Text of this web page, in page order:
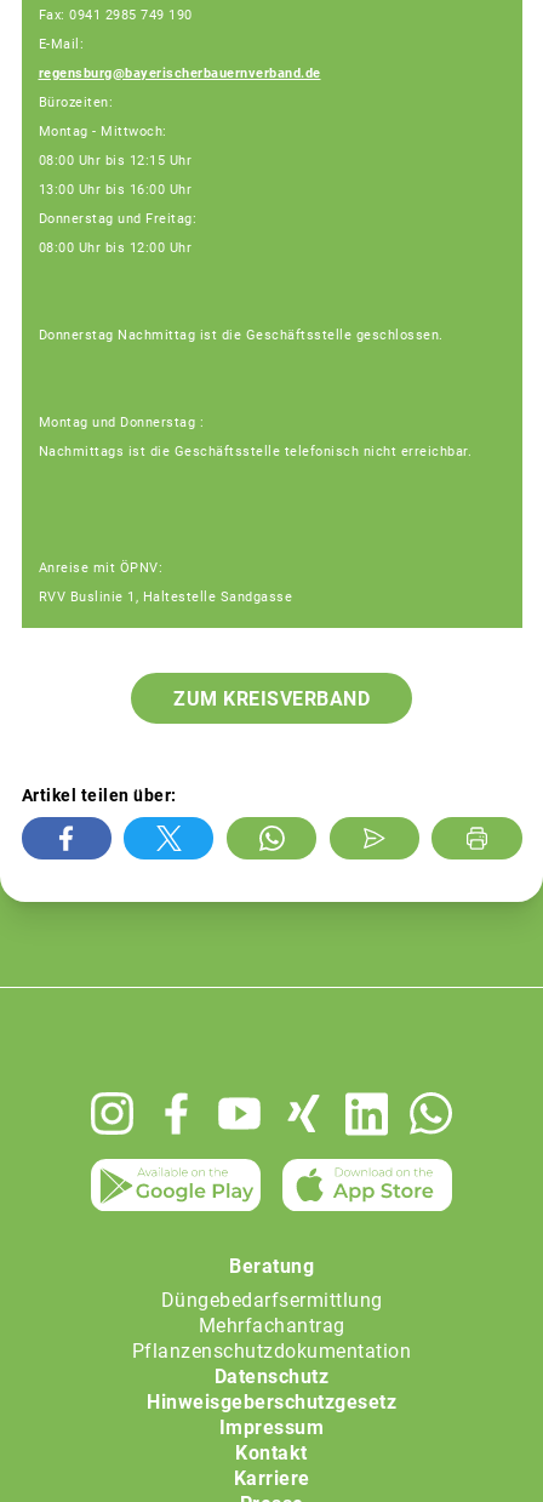
Fax: 0941 2985 749 190
E-Mail:
regensburg@bayerischerbauernverband.de
Bürozeiten:
Montag - Mittwoch:
08:00 Uhr bis 12:15 Uhr
13:00 Uhr bis 16:00 Uhr
Donnerstag und Freitag:
08:00 Uhr bis 12:00 Uhr
Donnerstag Nachmittag ist die Geschäftsstelle geschlossen.
Montag und Donnerstag :
Nachmittags ist die Geschäftsstelle telefonisch nicht erreichbar.
Anreise mit ÖPNV:
RVV Buslinie 1, Haltestelle Sandgasse
ZUM KREISVERBAND
Artikel teilen über:
Beratung
Düngebedarfsermittlung
Mehrfachantrag
Pflanzenschutzdokumentation
Datenschutz
Hinweisgeberschutzgesetz
Impressum
Kontakt
Karriere